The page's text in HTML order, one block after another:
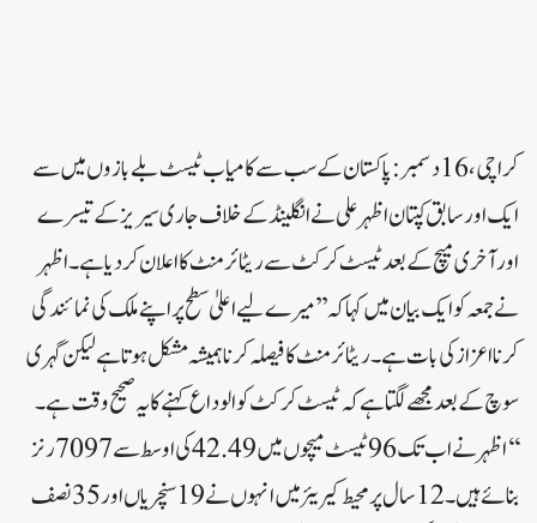
کراچی، 16 دسمبر: پاکستان کے سب سے کامیاب ٹیسٹ بلے بازوں میں سے
ایک اور سابق کپتان اظہر علی نے انگلینڈ کے خلاف جاری سیریز کے تیسرے
اور آخری میچ کے بعد ٹیسٹ کرکٹ سے ریٹائرمنٹ کا اعلان کر دیا ہے۔اظہر
نے جمعہ کو ایک بیان میں کہاکہ ’’میرے لیے اعلیٰ سطح پر اپنے ملک کی نمائندگی
کرنا اعزاز کی بات ہے۔ ریٹائرمنٹ کا فیصلہ کرنا ہمیشہ مشکل ہوتا ہے لیکن گہری
سوچ کے بعد مجھے لگتا ہے کہ ٹیسٹ کرکٹ کو الوداع کہنے کا یہ صحیح وقت ہے۔
‘‘اظہر نے اب تک 96 ٹیسٹ میچوں میں 42.49 کی اوسط سے 7097 رنز
بنائے ہیں۔ 12 سال پر محیط کیریئر میں انہوں نے 19 سنچریاں اور 35 نصف